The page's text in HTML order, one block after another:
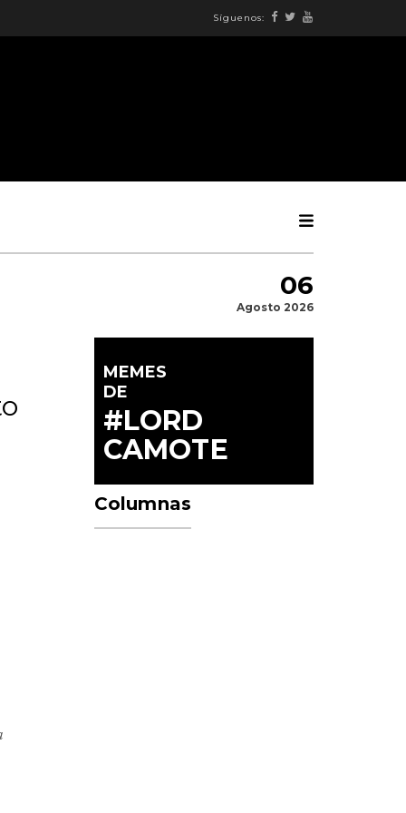
Síguenos:
06
Agosto 2026
MEMES
DE
#LORD
CAMOTE
Columnas